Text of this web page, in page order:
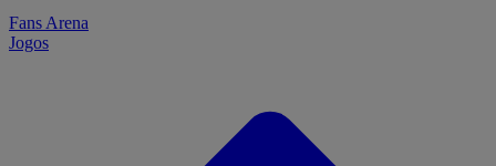
Fans Arena
Jogos